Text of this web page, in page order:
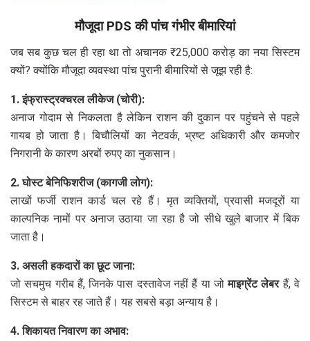
मौजूदा PDS की पांच गंभीर बीमारियां
जब सब कुछ चल ही रहा था तो अचानक ₹25,000 करोड़ का नया सिस्टम
क्यों? क्योंकि मौजूदा व्यवस्था पांच पुरानी बीमारियों से जूझ रही है:
1. इंफ्रास्ट्रक्चरल लीकेज (चोरी):
अनाज गोदाम से निकलता है लेकिन राशन की दुकान पर पहुंचने से पहले
गायब हो जाता है। बिचौलियों का नेटवर्क, भ्रष्ट अधिकारी और कमजोर
निगरानी के कारण अरबों रुपए का नुकसान।
2. घोस्ट बेनिफिशरीज (कागजी लोग):
लाखों फर्जी राशन कार्ड चल रहे हैं। मृत व्यक्तियों, प्रवासी मजदूरों या
काल्पनिक नामों पर अनाज उठाया जा रहा है जो सीधे खुले बाजार में बिक
जाता है।
3. असली हकदारों का छूट जाना:
जो सचमुच गरीब हैं, जिनके पास दस्तावेज नहीं हैं या जोमाइग्रेंट लेबरहैं, वे
सिस्टम से बाहर रह जाते हैं। यह सबसे बड़ा अन्याय है।
4. शिकायत निवारण का अभाव: